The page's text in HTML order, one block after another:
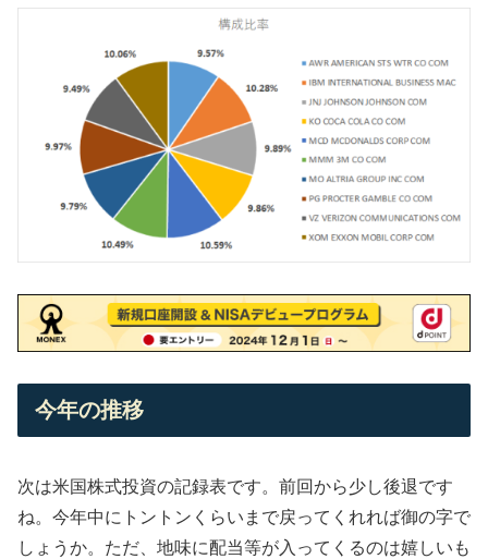
今年の推移
次は米国株式投資の記録表です。前回から少し後退です
ね。今年中にトントンくらいまで戻ってくれれば御の字で
しょうか。ただ、地味に配当等が入ってくるのは嬉しいも